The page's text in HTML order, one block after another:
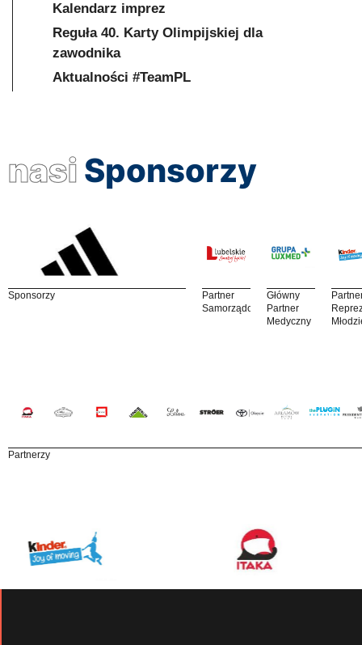
Kalendarz imprez
Reguła 40. Karty Olimpijskiej dla
zawodnika
Aktualności #TeamPL
nasi Sponsorzy
Sponsorzy
Partner
Samorządowy
Główny
Partner
Medyczny
Partnerzy